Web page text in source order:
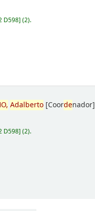
D598](2).
Adalberto [Coordenador]
D598](2).